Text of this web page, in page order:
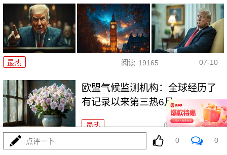
最热 阅读 19165 07-10
欧盟气候监测机构：全球经历了
有记录以来第三热6月
最热 阅读 18384
乌克兰多地遭俄军袭击 至少4人
点评一下 0 0